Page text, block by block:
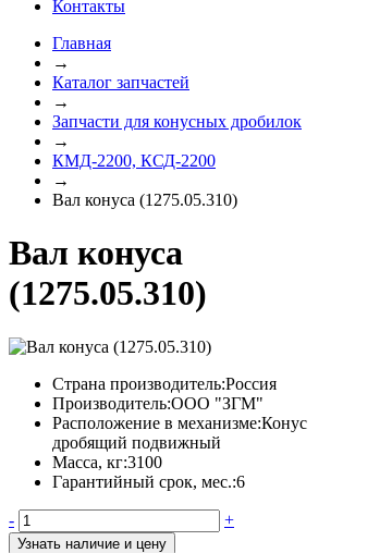
Контакты
Главная
→
Каталог запчастей
→
Запчасти для конусных дробилок
→
КМД-2200, КСД-2200
→
Вал конуса (1275.05.310)
Вал конуса
(1275.05.310)
Страна производитель:Россия
Производитель:ООО "ЗГМ"
Расположение в механизме:Конус
дробящий подвижный
Масса, кг:3100
Гарантийный срок, мес.:6
- +
Узнать наличие и цену